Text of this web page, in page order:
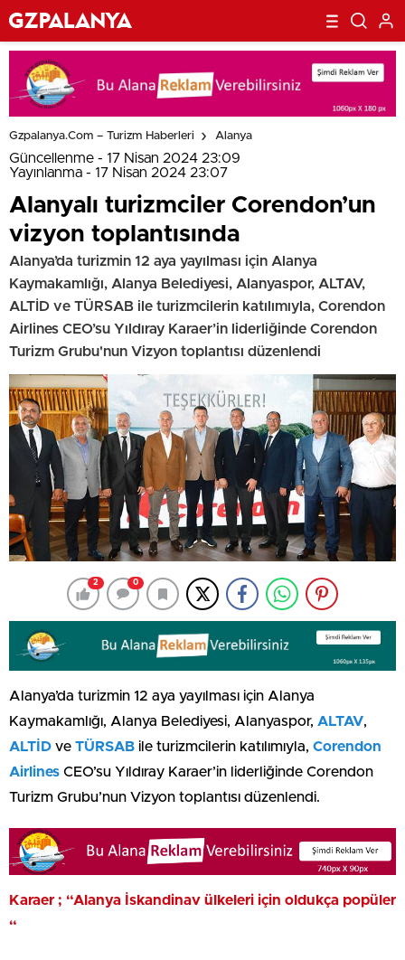
Gzpalanya.com – Turizm Haberleri Alanya
Güncellenme - 17 Nisan 2024 23:09
Yayınlanma - 17 Nisan 2024 23:07
Alanyalı turizmciler Corendon’un
vizyon toplantısında
Alanya’da turizmin 12 aya yayılması için Alanya
Kaymakamlığı, Alanya Belediyesi, Alanyaspor, ALTAV,
ALTİD ve TÜRSAB ile turizmcilerin katılımıyla, Corendon
Airlines CEO’su Yıldıray Karaer’in liderliğinde Corendon
Turizm Grubu'nun Vizyon toplantısı düzenlendi
2 0
Alanya’da turizmin 12 aya yayılması için Alanya
Kaymakamlığı, Alanya Belediyesi, Alanyaspor, ALTAV,
ALTİD ve TÜRSAB ile turizmcilerin katılımıyla, Corendon
Airlines CEO’su Yıldıray Karaer’in liderliğinde Corendon
Turizm Grubu’nun Vizyon toplantısı düzenlendi.
Karaer ; “Alanya İskandinav ülkeleri için oldukça popüler
“